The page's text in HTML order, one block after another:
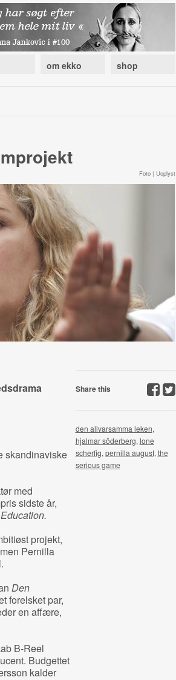
om ekko shop
Foto | Uoplyst
skandinaviske
med
sidste år,
projekt,
Pernilla
Den
forelsket par,
en affære,
B-Reel
Budgettet
kalder
Share this
den allvarsamma leken,
hjalmar söderberg, lone
scherfig, pernilla august, the
serious game